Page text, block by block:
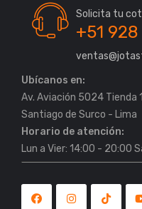
Solicita tu
+51 928
Ubícanos en:
Av. Aviación 5024 Tienda
Horario de atención:
Lun a Vier: 14:00 - 20:00